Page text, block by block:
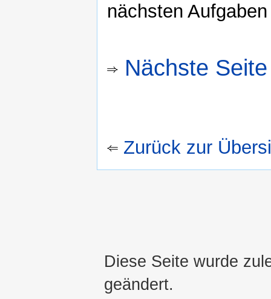
nächsten
Nächste Seite
Zurück zur
Diese Seite wurde
geändert.